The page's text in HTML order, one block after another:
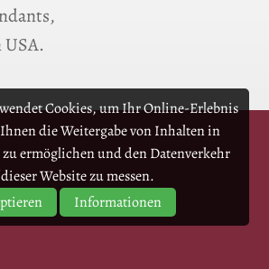
Cookies, um Ihr Online-Erlebnis
die Weitergabe von Inhalten in
ermöglichen und den Datenverkehr
Website zu messen.
Informationen